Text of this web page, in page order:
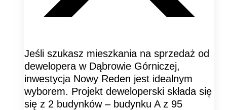
Jeśli szukasz mieszkania na sprzedaż od
dewelopera w Dąbrowie Górniczej,
inwestycja Nowy Reden jest idealnym
wyborem. Projekt deweloperski składa się
się z 2 budynków – budynku A z 95